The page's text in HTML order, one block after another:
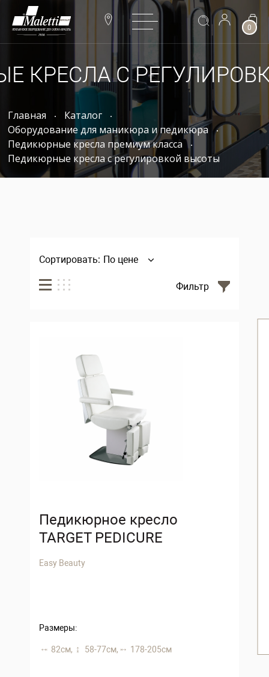
0
КРЕСЛА С
Главная
Каталог
Оборудование для маникюра и педикюра
Педикюрные кресла премиум класса
Педикюрные кресла с регулировкой высоты
Сортировать: По цене
Фильтр
Педикюрное кресло
TARGET PEDICURE
Easy Beauty
Размеры:
82 см, 58-77 см, 178-205 см